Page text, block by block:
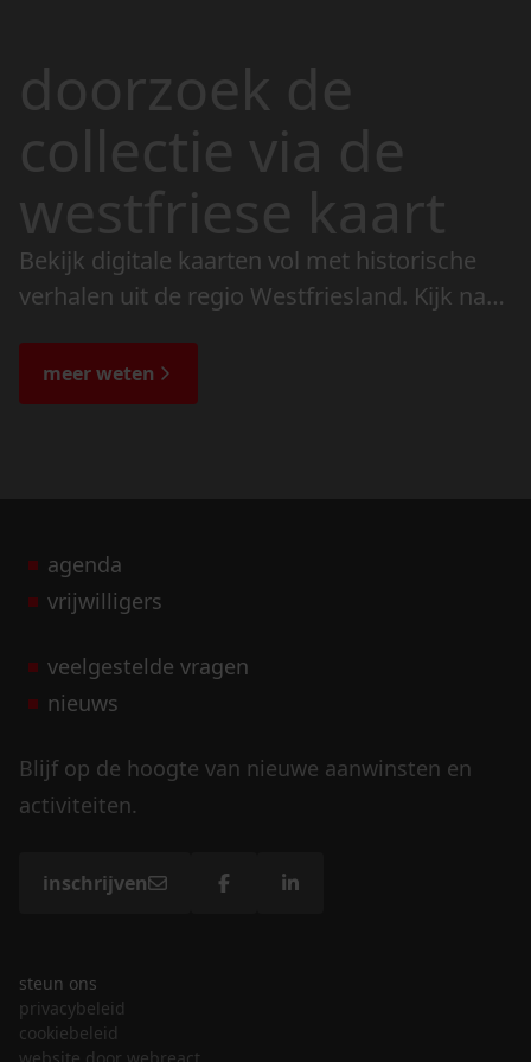
doorzoek de
collectie via de
westfriese kaart
Bekijk digitale kaarten vol met historische
verhalen uit de regio Westfriesland. Kijk naar
de bijzondere verhalen.
meer weten
agenda
vrijwilligers
veelgestelde vragen
nieuws
Blijf op de hoogte van nieuwe aanwinsten en
activiteiten.
inschrijven
steun ons
privacybeleid
cookiebeleid